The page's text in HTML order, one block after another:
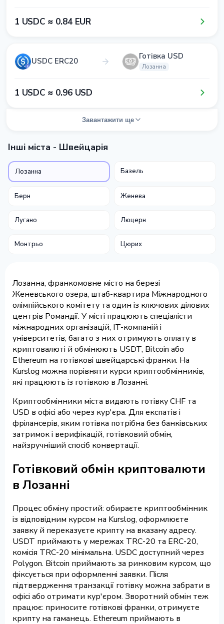
1​ USDC ≈ 0​.8​4​ EUR
USDC ERC20 Готівка USD
Лозанна
1​ USDC ≈ 0​.9​6​ USD
Завантажити ще
Інші міста - Швейцарія
Лозанна Базель
Берн Женева
Лугано Люцерн
Монтрьо Цюрих
Лозанна, франкомовне місто на березі
Женевського озера, штаб-квартира Міжнародного
олімпійського комітету та один із ключових ділових
центрів Романдії. У місті працюють спеціалісти
міжнародних організацій, IT-компаній і
університетів, багато з них отримують оплату в
криптовалюті й обмінюють USDT, Bitcoin або
Ethereum на готівкові швейцарські франки. На
Kurslog можна порівняти курси криптообмінників,
які працюють із готівкою в Лозанні.
Криптообмінники міста видають готівку CHF та
USD в офісі або через кур'єра. Для експатів і
фрілансерів, яким готівка потрібна без банківських
затримок і верифікацій, готівковий обмін,
найзручніший спосіб конвертації.
Готівковий обмін криптовалюти
в Лозанні
Процес обміну простий: обираєте криптообмінник
із відповідним курсом на Kurslog, оформлюєте
заявку й переказуєте крипту на вказану адресу.
USDT приймають у мережах TRC-20 та ERC-20,
комісія TRC-20 мінімальна. USDC доступний через
Polygon. Bitcoin приймають за ринковим курсом, що
фіксується при оформленні заявки. Після
підтвердження транзакції готівку можна забрати в
офісі або отримати кур'єром. Зворотний обмін теж
працює: приносите готівкові франки, отримуєте
крипту на гаманець. Ethereum приймають в